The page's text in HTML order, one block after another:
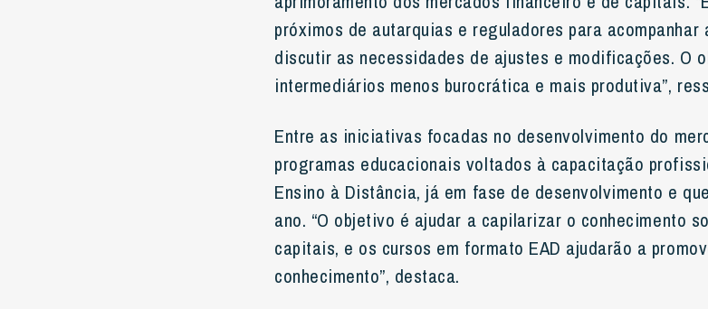
próximos de autarquias e reguladores para
discutir as necessidades de ajustes e modificações. O
intermediários menos burocrática e mais produtiva”,
Entre as iniciativas focadas no desenvolvimento do
programas educacionais voltados à capacitação
Ensino à Distância, já em fase de desenvolvimento e
ano. “O objetivo é ajudar a capilarizar o conhecimento
capitais, e os cursos em formato EAD ajudarão a
conhecimento”, destaca.